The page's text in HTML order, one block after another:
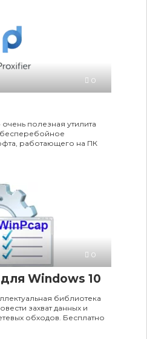
0
полезная утилита
бесперебойное
работающего на ПК
0
Windows 10
библиотека
захват данных и
обходов. Бесплатно